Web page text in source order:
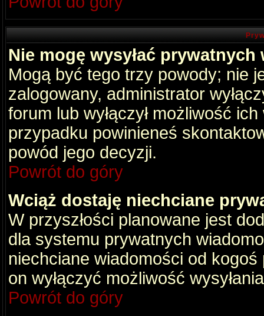
Nie mogę wysyłać
Mogą być tego trzy powody; nie
zalogowany, administrator
forum lub wyłączył możliwość
przypadku powinieneś
powód jego decyzji.
Powrót do góry
Wciąż dostaję niechciane
W przyszłości planowane jest
dla systemu prywatnych
niechciane wiadomości od
on wyłączyć możliwość
Powrót do góry